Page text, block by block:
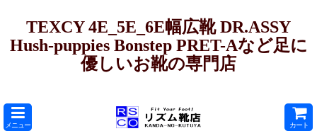
TEXCY 4E_5E_6E幅広靴 DR.ASSY
Hush-puppies Bonstep PRET-Aなど足に
優しいお靴の専門店
メニュー カート